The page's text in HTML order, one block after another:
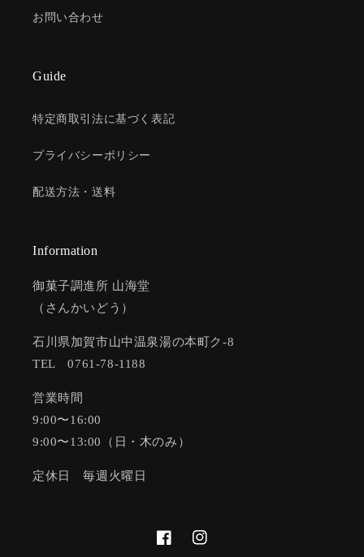
お問い合わせ
Guide
特定商取引法に基づく表記
プライバシーポリシー
配送方法・送料
Information
御菓子調進所 山海堂
（さんかいどう）
石川県加賀市山中温泉湯の本町ク-8
TEL 0761-78-1188
営業時間
9:00〜16:00
9:00〜13:00（日・木のみ）
定休日 毎週火曜日
FacebookInstagram